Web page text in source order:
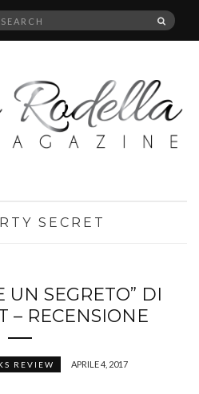
SECRET
UN SEGRETO” DI
– RECENSIONE
REVIEW APRILE 4, 2017